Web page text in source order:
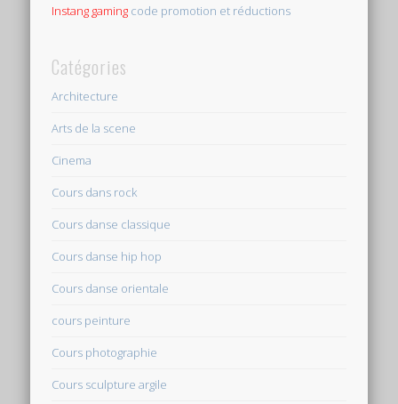
Instang gaming code promotion et réductions
Catégories
Architecture
Arts de la scene
Cinema
Cours dans rock
Cours danse classique
Cours danse hip hop
Cours danse orientale
cours peinture
Cours photographie
Cours sculpture argile